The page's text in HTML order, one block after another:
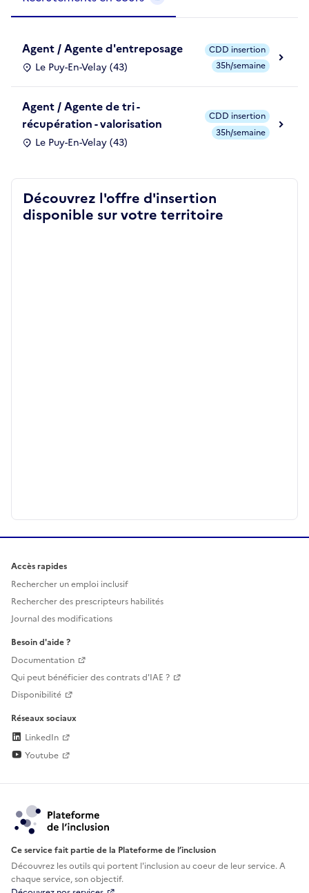
Agent / Agente d'entreposage
Le Puy-En-Velay (43)
CDD insertion
35h/semaine
Agent / Agente de tri -
récupération - valorisation
Le Puy-En-Velay (43)
CDD insertion
35h/semaine
Découvrez l'offre d'insertion
disponible sur votre territoire
Accès rapides
Rechercher un emploi inclusif
Rechercher des prescripteurs habilités
Journal des modifications
Besoin d'aide ?
Documentation
Qui peut bénéficier des contrats d'IAE ?
Disponibilité
Réseaux sociaux
LinkedIn
Youtube
Ce service fait partie de la Plateforme de l’inclusion
Découvrez les outils qui portent l'inclusion aucoeur de leur service. A
chaque service, son objectif.